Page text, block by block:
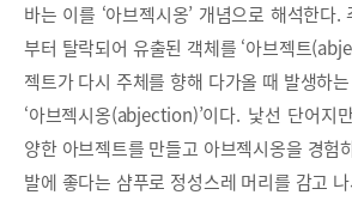
바는 이를 ‘아브젝시옹’ 개념으로 해석한다
부터 탈락되어 유출된 객체를 ‘아브젝트
젝트가 다시 주체를 향해 다가올 때 발생하
‘아브젝시옹(abjection)’이다. 낯선 단어지
양한 아브젝트를 만들고 아브젝시옹을 경험
발에 좋다는 샴푸로 정성스레 머리를 감고